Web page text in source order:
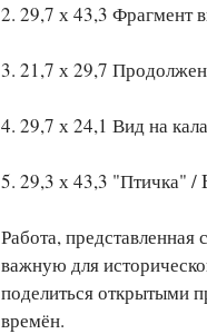
2. 29,7 х 43,3 Фрагмент
3. 21,7 х 29,7
4. 29,7 х 24,1 Вид на
5. 29,3 х 43,3 "Птичка" /
Работа, представленная
важную для
поделиться открытыми
времён.